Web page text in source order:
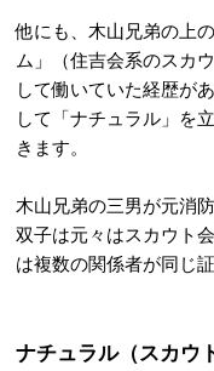
他にも、木山兄弟の上
ム」（住吉会系のスカ
して働いていた経歴が
して「ナチュラル」を
きます。
木山兄弟の三男が元消
双子は元々はスカウト
は複数の関係者が同じ
ナチュラル（スカウ